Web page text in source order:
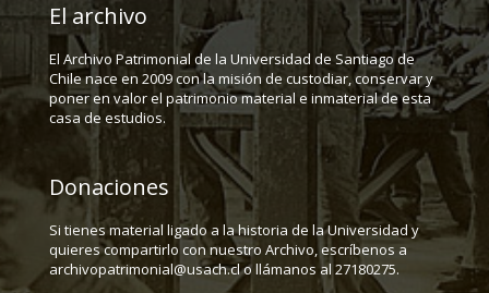
El archivo
El Archivo Patrimonial de la Universidad de Santiago de
Chile nace en 2009 con la misión de custodiar, conservar y
poner en valor el patrimonio material e inmaterial de esta
casa de estudios.
Donaciones
Si tienes material ligado a la historia de la Universidad y
quieres compartirlo con nuestro Archivo, escríbenos a
archivopatrimonial@usach.cl o llámanos al 27180275.